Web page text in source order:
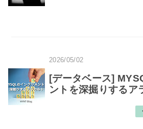
2026/05/02
[データベース]
ントを深掘りするア